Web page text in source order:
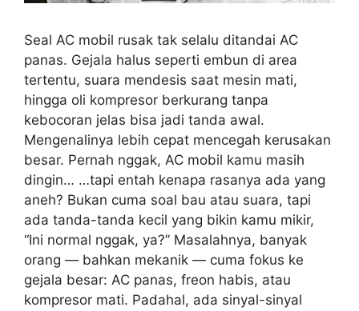
Seal AC mobil rusak tak selalu ditandai AC
panas. Gejala halus seperti embun di area
tertentu, suara mendesis saat mesin mati,
hingga oli kompresor berkurang tanpa
kebocoran jelas bisa jadi tanda awal.
Mengenalinya lebih cepat mencegah kerusakan
besar. Pernah nggak, AC mobil kamu masih
dingin… …tapi entah kenapa rasanya ada yang
aneh? Bukan cuma soal bau atau suara, tapi
ada tanda-tanda kecil yang bikin kamu mikir,
“Ini normal nggak, ya?” Masalahnya, banyak
orang — bahkan mekanik — cuma fokus ke
gejala besar: AC panas, freon habis, atau
kompresor mati. Padahal, ada sinyal-sinyal